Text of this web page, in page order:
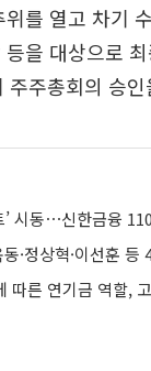
를 열고 차기
을 대상으로
주총회의 승
’ 시동⋯신한금융
·정상혁·이선훈 등
따른 연기금 역할,